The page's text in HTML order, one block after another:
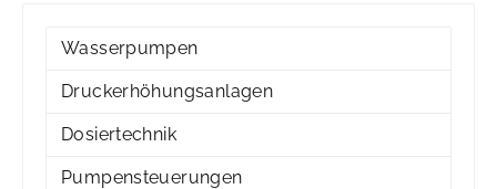
Wasserpumpen
Druckerhöhungsanlagen
Dosiertechnik
Pumpensteuerungen